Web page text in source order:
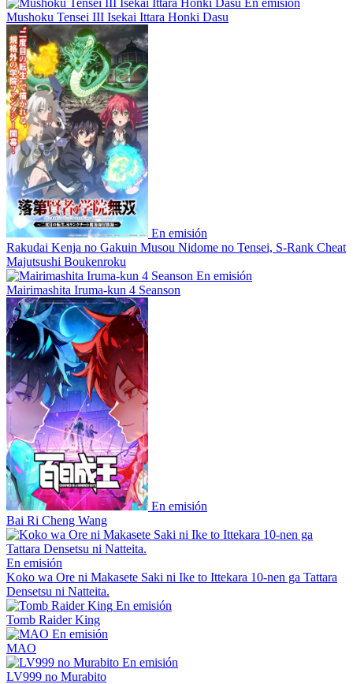
En emisión
Mushoku Tensei III Isekai Ittara Honki Dasu
En emisión
Rakudai Kenja no Gakuin Musou Nidome no Tensei, S-Rank Cheat
Majutsushi Boukenroku
En emisión
Mairimashita Iruma-kun 4 Seanson
En emisión
Bai Ri Cheng Wang
En emisión
Koko wa Ore ni Makasete Saki ni Ike to Ittekara 10-nen ga Tattara
Densetsu ni Natteita.
En emisión
Tomb Raider King
En emisión
MAO
En emisión
LV999 no Murabito